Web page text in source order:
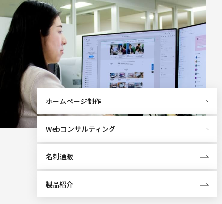
ホームページ制作
Webコンサルティング
名刺通販
製品紹介